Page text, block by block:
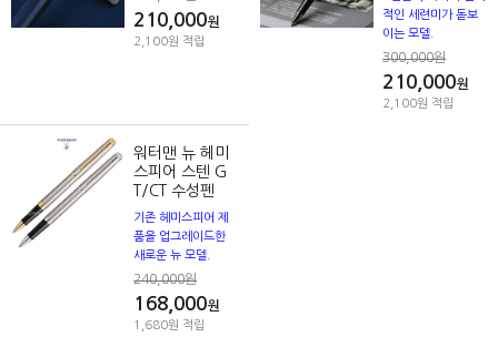
210,000원
2,100원 적립
적인 세련미가 돋보
이는 모델.
300,000원
210,000원
2,100원 적립
워터맨 뉴 헤미
스피어 스텐 G
T/CT 수성펜
기존 헤미스피어 제
품을 업그레이드한
새로운 뉴 모델.
240,000원
168,000원
1,680원 적립